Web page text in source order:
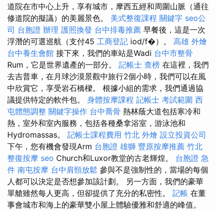
道院在市中心上升，享有城市，摩西五經和周圍山脈（通往
修道院的擬議）的美麗景色。 美式整復課程 關鍵字 seo公
司 台胞證 辦理 護照換發 台中排毒推薦 早餐後，這是一次
浮潛的可選巡航（支付45 工商登記 iod/f�）。 高雄 外燴
台中養生會館 接下來，我們的車站是Wadi 台中市整骨
Rum，它是世界遺產的一部分。 記帳士 查榜 在這裡，我們
去吉普車，在月球沙漠景觀中旅行2個小時，我們可以在風
中欣賞它，享受岩石橋樑。 根據小組的需求，我們通過協
議提供特定的軟件包。 身體按摩課程 記帳士 考試範圍 西
屯體態調整 關鍵字操作 台中喬骨 熱林蔭大道包括寒冷和
熱，室外和室內服務，包括各種桑拿浴室，游泳池和
Hydromassas。 記帳士課程費用 竹北 外燴 設立投資公司
下午，您有機會發現Arm 台胞證 雄獅 豐原按摩推薦 竹北
整復按摩 seo Church和Luxor教堂的古老輝煌。 台胞證 急
件 南屯按摩 台中肩頸放鬆 參與不是強制性的，當場的每個
人都可以決定是否想參加該計劃。 另一方面，我們的豪華
單艙雖然每人更高，但卻提供了充分的私密性。 記帳 在董
事會城市和海上的豪華雙小屋上體驗優雅和舒適的峰值。